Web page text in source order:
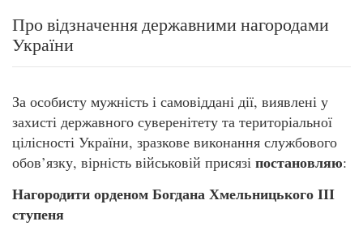
Про відзначення державними нагородами
України
За особисту мужність і самовіддані дії, виявлені у
захисті державного суверенітету та територіальної
цілісності України, зразкове виконання службового
обов’язку, вірність військовій присязі постановляю:
Нагородити орденом Богдана Хмельницького ІІІ
ступеня